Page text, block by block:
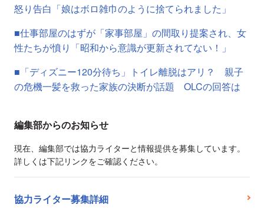
怒り告白「娘はボロ雑巾のように捨てられました」
■仕事部屋のはずが「家事部屋」の間取り提案され、女
性たちが憤り「昭和から意識が更新されてない！」
■「ディズニー120分待ち」トイレ離脱はアリ？ 親子
の危機一髪を救った家族の決断が話題 OLCの回答は
編集部からのお知らせ
現在、編集部では協力ライターと情報提供を募集しています。
詳しくは下記リンクをご確認ください。
協力ライター募集詳細